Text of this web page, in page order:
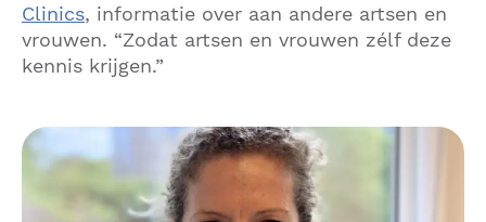
Clinics, informatie over aan andere artsen en
vrouwen. “Zodat artsen en vrouwen zélf deze
kennis krijgen.”